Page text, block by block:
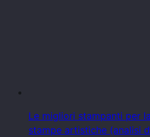
Le migliori stampanti per
stampe artistiche (analisi